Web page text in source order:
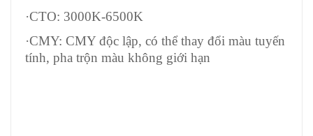
·CTO: 3000K-6500K
·CMY: CMY độc lập, có thể thay đổi màu tuyến
tính, pha trộn màu không giới hạn